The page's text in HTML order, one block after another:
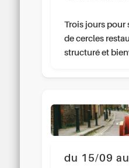
Trois jours pour
de cercles
structuré et
du 15/09